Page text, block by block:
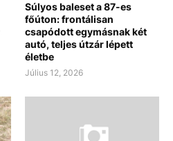
Súlyos baleset a 87-es
főúton: frontálisan
csapódott egymásnak két
autó, teljes útzár lépett
életbe
Július 12, 2026